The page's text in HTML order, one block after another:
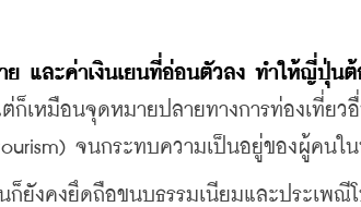
และค่าเงินเยนที่อ่อนตัวลง ทำให้ญี่ปุ่น
ก็เหมือนจุดหมายปลายทางการท่องเที่ยว
จนกระทบความเป็นอยู่ของผู้คนใ
งคงยึดถือขนบธรรมเนียมและประเพณี